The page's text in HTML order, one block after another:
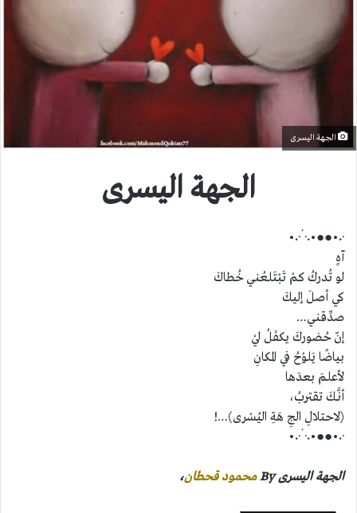
الجهة اليسرى
الجهة اليسرى
·٠•●●•٠·˙·٠•
آهٍ
لو تُدركُ كمْ تَبْتَلعُني خُطاكَ
كي أصلَ إليكَ
صدِّقني…
إنّ حُضوركَ يكفَلُ ليْ
بياضًا يَلوْحُ في المكانِ
لأعلمَ بعدَها
أنَّـكَ تقتربُ،
(لاحتلالِ الجِ هَةِ اليُسْرى)…!
·٠•●●•٠·˙·٠•
الجهة اليسرى By محمود قحطان،